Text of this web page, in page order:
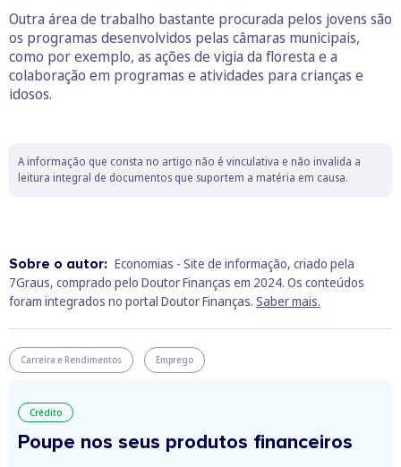
Outra área de trabalho bastante procurada pelos jovens são
os programas desenvolvidos pelas câmaras municipais,
como por exemplo, as ações de vigia da floresta e a
colaboração em programas e atividades para crianças e
idosos.
A informação que consta no artigo não é vinculativa e não invalida a
leitura integral de documentos que suportem a matéria em causa.
Sobre o autor: Economias - Site de informação, criado pela
7Graus, comprado pelo Doutor Finanças em 2024. Os conteúdos
foram integrados no portal Doutor Finanças. Saber mais.
Carreira e Rendimentos Emprego
Crédito
Poupe nos seus produtos financeiros